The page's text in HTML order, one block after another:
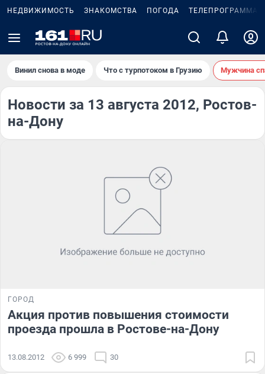
НЕДВИЖИМОСТЬ ЗНАКОМСТВА ПОГОДА ТЕЛЕПРОГРАММА
Винил снова в моде Что с турпотоком в Грузию Мужчина
Новости за 13 августа 2012, Ростов-
на-Дону
ГОРОД
Акция против повышения стоимости
проезда прошла в Ростове-на-Дону
13.08.2012 6 999 30